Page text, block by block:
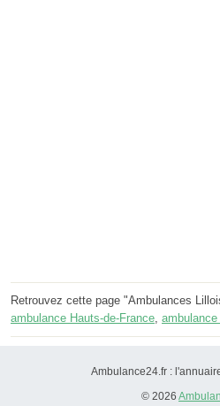
Retrouvez cette page "Ambulances
ambulance Hauts-de-France, ambulance
Ambulance24.fr :
© 2026